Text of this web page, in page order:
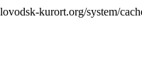
kurort.org/system/